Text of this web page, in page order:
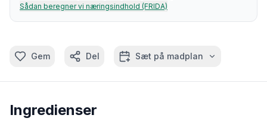
Sådan beregner vi næringsindhold (FRIDA)
Gem Del Sæt på madplan
Ingredienser